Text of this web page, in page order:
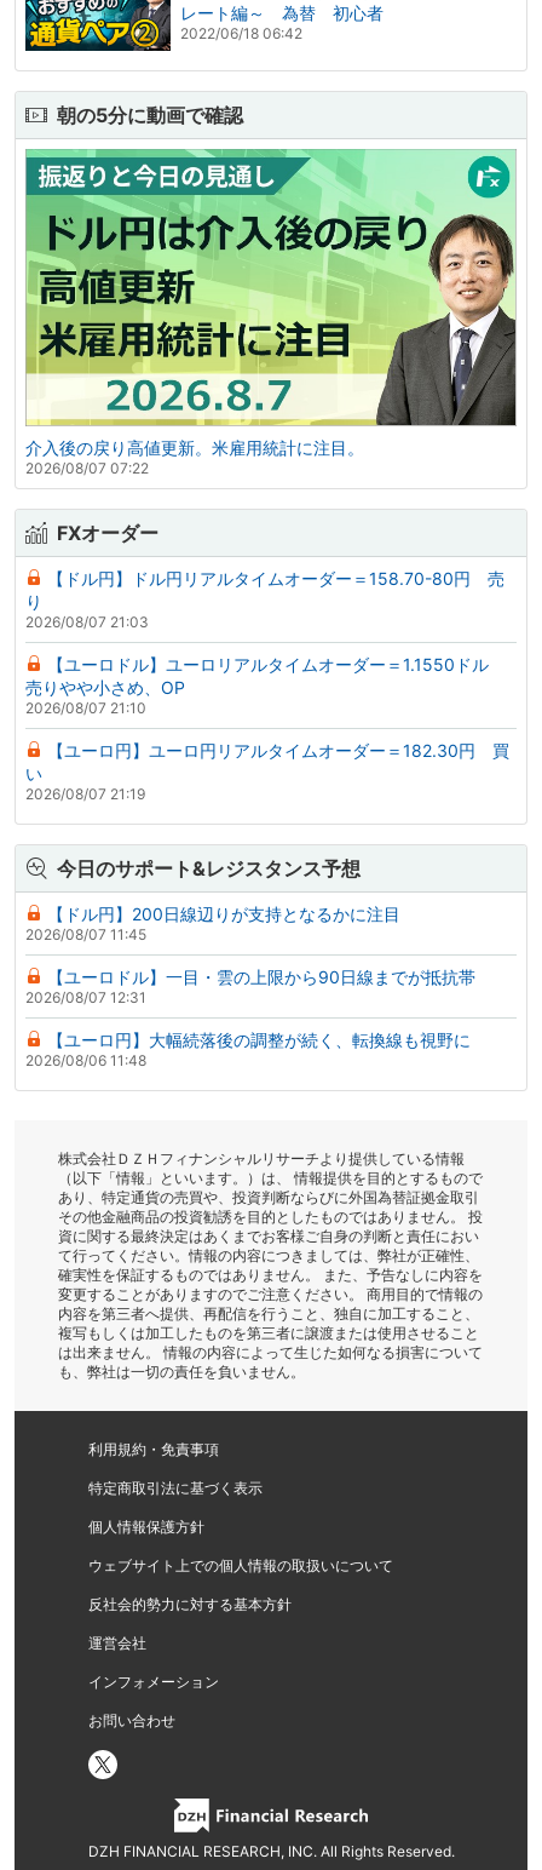
レート編～ 為替 初心者
2022/06/18 06:42
朝の5分に動画で確認
介入後の戻り高値更新。米雇用統計に注目。
2026/08/07 07:22
FXオーダー
【ドル円】ドル円リアルタイムオーダー＝158.70-80円 売
り
2026/08/07 21:03
【ユーロドル】ユーロリアルタイムオーダー＝1.1550ドル
売りやや小さめ、OP
2026/08/07 21:10
【ユーロ円】ユーロ円リアルタイムオーダー＝182.30円 買
い
2026/08/07 21:19
今日のサポート&レジスタンス予想
【ドル円】200日線辺りが支持となるかに注目
2026/08/07 11:45
【ユーロドル】一目・雲の上限から90日線までが抵抗帯
2026/08/07 12:31
【ユーロ円】大幅続落後の調整が続く、転換線も視野に
2026/08/06 11:48
株式会社ＤＺＨフィナンシャルリサーチより提供している情報
（以下「情報」といいます。）は、 情報提供を目的とするもので
あり、特定通貨の売買や、投資判断ならびに外国為替証拠金取引
その他金融商品の投資勧誘を目的としたものではありません。 投
資に関する最終決定はあくまでお客様ご自身の判断と責任におい
て行ってください。情報の内容につきましては、弊社が正確性、
確実性を保証するものではありません。 また、予告なしに内容を
変更することがありますのでご注意ください。 商用目的で情報の
内容を第三者へ提供、再配信を行うこと、独自に加工すること、
複写もしくは加工したものを第三者に譲渡または使用させること
は出来ません。 情報の内容によって生じた如何なる損害について
も、弊社は一切の責任を負いません。
利用規約・免責事項
特定商取引法に基づく表示
個人情報保護方針
ウェブサイト上での個人情報の取扱いについて
反社会的勢力に対する基本方針
運営会社
インフォメーション
お問い合わせ
DZH FINANCIAL RESEARCH, INC. All Rights Reserved.